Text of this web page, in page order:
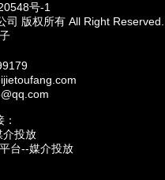
号-1
版权所有 All Right Reserved.
介投放
台--媒介投放